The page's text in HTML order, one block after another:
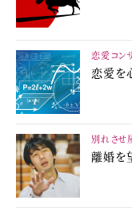
恋愛コン
恋愛を
別れさせ
離婚を